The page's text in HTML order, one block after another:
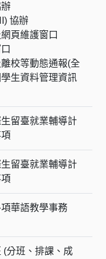
協辦
頁維護窗口
校等動態通報(全
生資料管理資訊
留臺就業輔導計
留臺就業輔導計
華語教學事務
(分班、排課、成